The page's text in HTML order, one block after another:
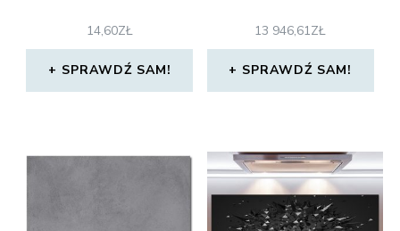
14,60ZŁ
SPRAWDŹ SAM!
13 946,61ZŁ
SPRAWDŹ SAM!